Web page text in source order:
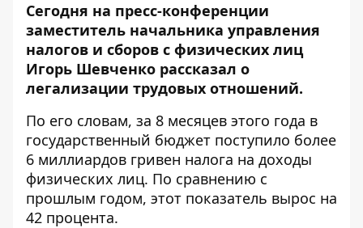
Сегодня на пресс-конференции
заместитель начальника управления
налогов и сборов с физических лиц
Игорь Шевченко рассказал о
легализации трудовых отношений.
По его словам, за 8 месяцев этого года в
государственный бюджет поступило более
6 миллиардов гривен налога на доходы
физических лиц. По сравнению с
прошлым годом, этот показатель вырос на
42 процента.